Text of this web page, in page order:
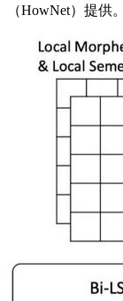
（HowNet）提供。